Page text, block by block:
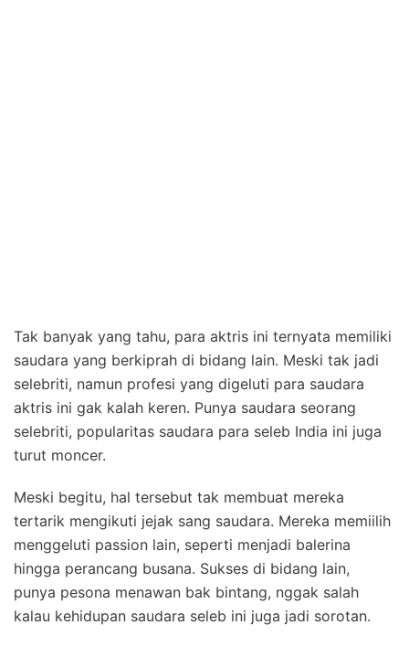
Tak banyak yang tahu, para aktris ini ternyata memiliki
saudara yang berkiprah di bidang lain. Meski tak jadi
selebriti, namun profesi yang digeluti para saudara
aktris ini gak kalah keren. Punya saudara seorang
selebriti, popularitas saudara para seleb India ini juga
turut moncer.
Meski begitu, hal tersebut tak membuat mereka
tertarik mengikuti jejak sang saudara. Mereka memiilih
menggeluti passion lain, seperti menjadi balerina
hingga perancang busana. Sukses di bidang lain,
punya pesona menawan bak bintang, nggak salah
kalau kehidupan saudara seleb ini juga jadi sorotan.